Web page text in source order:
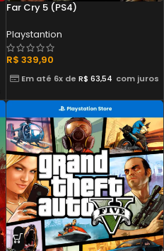
Far Cry 5 (PS4)
Playstantion
R$ 339,90
Em até 6x deR$ 63,54 com juros